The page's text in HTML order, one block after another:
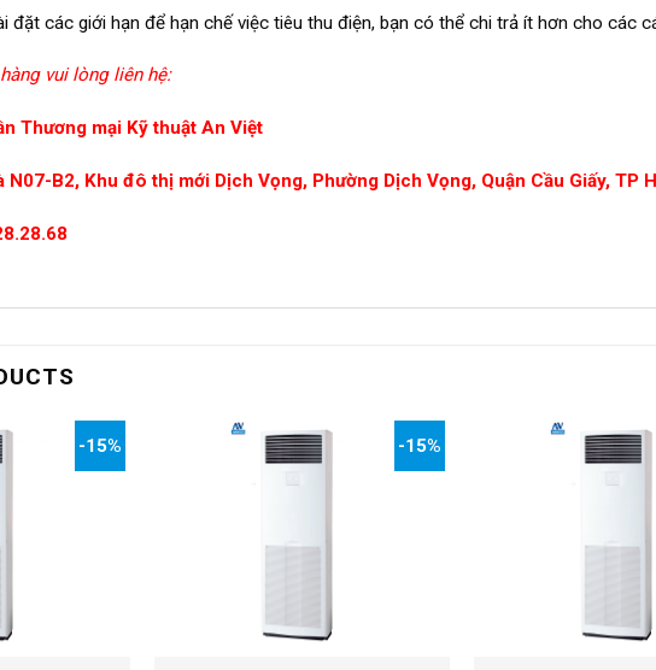
đặt các giới hạn để hạn chế việc tiêu thu điện, bạn có thể chi trả ít hơn cho các
vui lòng liên hệ:
Thương mại Kỹ thuật An Việt
N07-B2, Khu đô thị mới Dịch Vọng, Phường Dịch Vọng, Quận Cầu Giấy, TP
-15% -15%